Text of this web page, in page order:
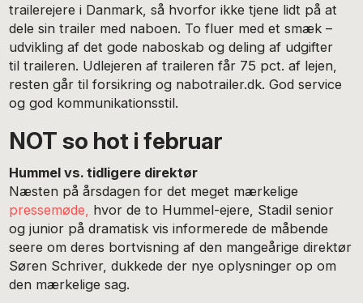
trailerejere i Danmark, så hvorfor ikke tjene lidt på at
dele sin trailer med naboen. To fluer med et smæk –
udvikling af det gode naboskab og deling af udgifter
til traileren. Udlejeren af traileren får 75 pct. af lejen,
resten går til forsikring og nabotrailer.dk. God service
og god kommunikationsstil.
NOT so hot i februar
Hummel vs. tidligere direktør
Næsten på årsdagen for det meget mærkelige
pressemøde, hvor de to Hummel-ejere, Stadil senior
og junior på dramatisk vis informerede de måbende
seere om deres bortvisning af den mangeårige direktør
Søren Schriver, dukkede der nye oplysninger op om
den mærkelige sag.